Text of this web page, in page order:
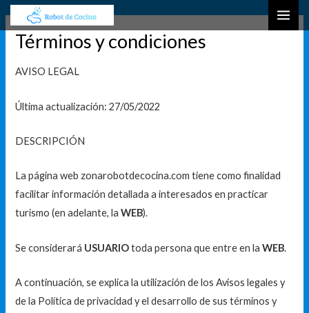
contenido
Términos y condiciones
AVISO LEGAL
Última actualización: 27/05/2022
DESCRIPCIÓN
La página web zonarobotdecocina.com tiene como finalidad
facilitar información detallada a interesados en practicar
turismo (en adelante, laWEB).
Se considerará USUARIOtoda persona que entre en laWEB.
A continuación, se explica la utilización de los Avisos legales y
de la Política de privacidad y el desarrollo de sus términos y
u
c
r